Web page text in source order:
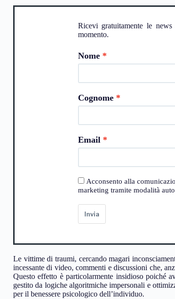
Ricevi gratuitamente le
momento.
Nome
Cognome
Email
Acconsento alla
marketing tramite modalità
Invia
Le vittime di traumi, cercando magari
incessante di video, commenti e discussioni che,
Questo effetto è particolarmente insidioso poiché
gestito da logiche algoritmiche impersonali e
per il benessere psicologico dell’individuo.